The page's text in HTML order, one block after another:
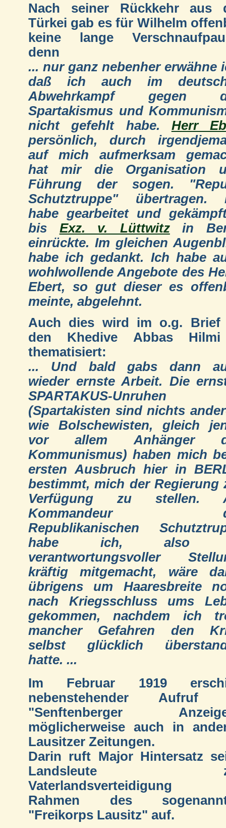
Nach seiner Rückkehr aus
Türkei gab es für Wilhelm
keine lange
denn
... nur ganz nebenher erwähne
daß ich auch im
Abwehrkampf gegen
Spartakismus und
nicht gefehlt habe. Herr
persönlich, durch
auf mich aufmerksam
hat mir die Organisation
Führung der sogen.
Schutztruppe" übertragen.
habe gearbeitet und
bis Exz. v. Lüttwitzin
einrückte. Im gleichen
habe ich gedankt. Ich habe
wohlwollende Angebote des
Ebert, so gut dieser es
meinte, abgelehnt.
Auch dies wird im o.g. Brief
den Khedive Abbas
thematisiert:
... Und bald gabs dann
wieder ernste Arbeit. Die
SPARTAKUS-Unruhen
(Spartakisten sind nichts
wie Bolschewisten, gleich
vor allem Anhänger
Kommunismus) haben mich
ersten Ausbruch hier in
bestimmt, mich der Regierung
Verfügung zu stellen.
Kommandeur
Republikanischen
habe ich, also
verantwortungsvoller
kräftig mitgemacht, wäre
übrigens um Haaresbreite
nach Kriegsschluss ums
gekommen, nachdem ich
mancher Gefahren den
selbst glücklich
hatte. ...
Im Februar 1919
nebenstehender Aufruf
"Senftenberger
möglicherweise auch in
Lausitzer Zeitungen.
Darin ruft Major Hintersatz
Landsleute
Vaterlandsverteidigung
Rahmen des
"Freikorps Lausitz" auf.